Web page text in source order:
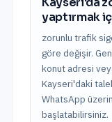
yaptırmak
zorunlu trafik
göre değişir.
konut adresi
Kayseri'daki
WhatsApp
başlatabilirsiniz.